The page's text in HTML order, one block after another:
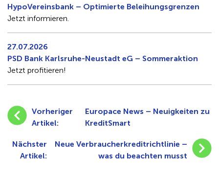
HypoVereinsbank – Optimierte Beleihungsgrenzen
Jetzt informieren.
27.07.2026
PSD Bank Karlsruhe-Neustadt eG – Sommeraktion
Jetzt profitieren!
Vorheriger
Artikel:
Europace News – Neuigkeiten zu
KreditSmart
Nächster
Artikel:
Neue Verbraucherkreditrichtlinie –
was du beachten musst